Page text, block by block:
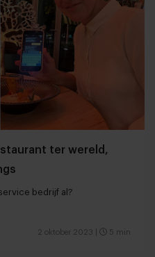
ter wereld,
bedrijf al?
2 oktober 2023 5 min